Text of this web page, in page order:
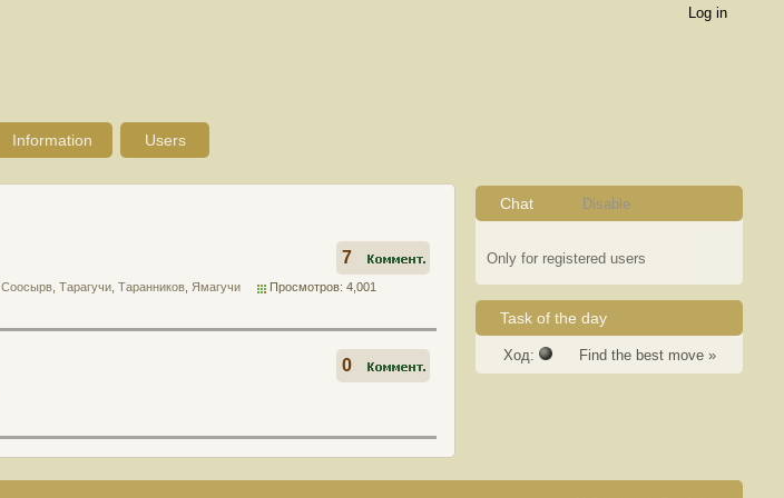
Log in
Information Users
Соосырв Тарагучи Таранников Ямагучи Просмотров: 4,001
7
0
Chat Disable
Only for registered users
Task of the day
Ход: Find the best move »